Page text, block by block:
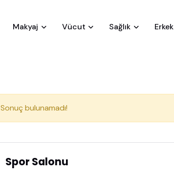
Makyaj Vücut Sağlık Erkek
Sonuç bulunamadı!
Spor Salonu